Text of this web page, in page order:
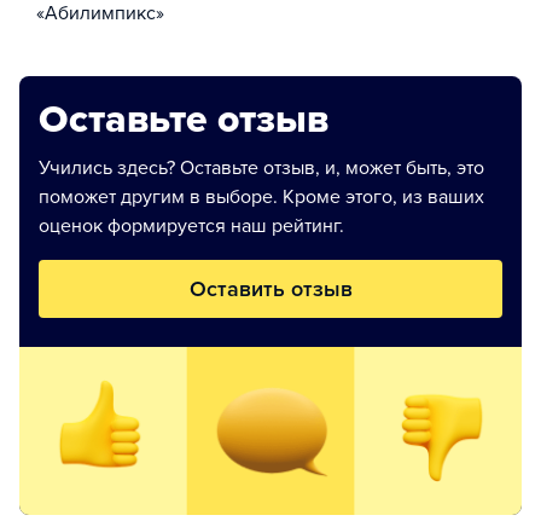
«Абилимпикс»
Оставьте отзыв
Учились здесь? Оставьте отзыв, и, может быть, это
поможет другим в выборе. Кроме этого, из ваших
оценок формируется наш рейтинг.
Оставить отзыв